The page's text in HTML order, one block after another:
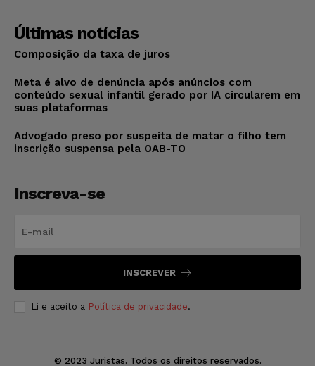
Últimas notícias
Composição da taxa de juros
Meta é alvo de denúncia após anúncios com
conteúdo sexual infantil gerado por IA circularem em
suas plataformas
Advogado preso por suspeita de matar o filho tem
inscrição suspensa pela OAB-TO
Inscreva-se
INSCREVER
Li e aceito a Política de privacidade.
© 2023 Juristas. Todos os direitos reservados.